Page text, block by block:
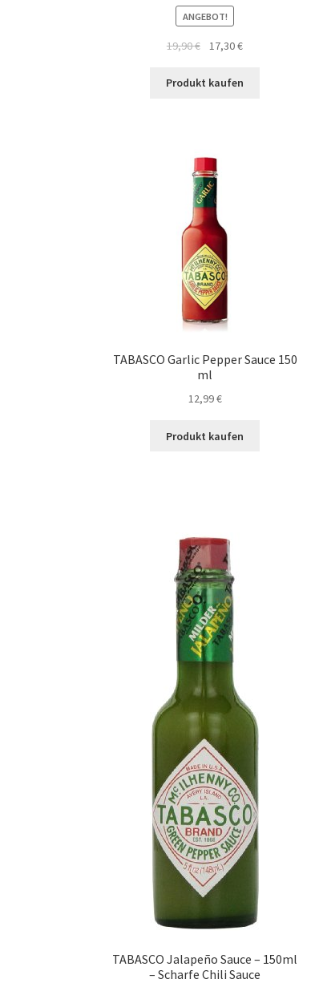
ANGEBOT!
19,90€ 17,30€
Produkt kaufen
TABASCO Garlic Pepper Sauce 150
ml
12,99€
Produkt kaufen
TABASCO Jalapeño Sauce – 150ml
– Scharfe Chili Sauce